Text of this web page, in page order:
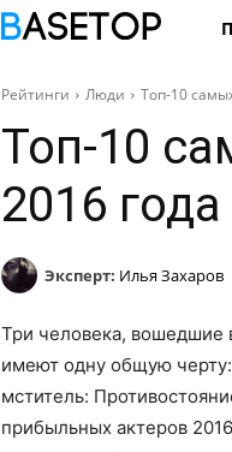
Рейтинги Люди Топ-10
Топ-10
2016
Эксперт: Илья Захаров
Три человека, вошедшие
имеют одну общую
мститель:
прибыльных актеров